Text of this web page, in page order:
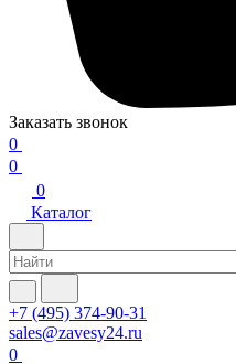
Заказать звонок
0
0
0
Каталог
+7 (495) 374-90-31
sales@zavesy24.ru
0